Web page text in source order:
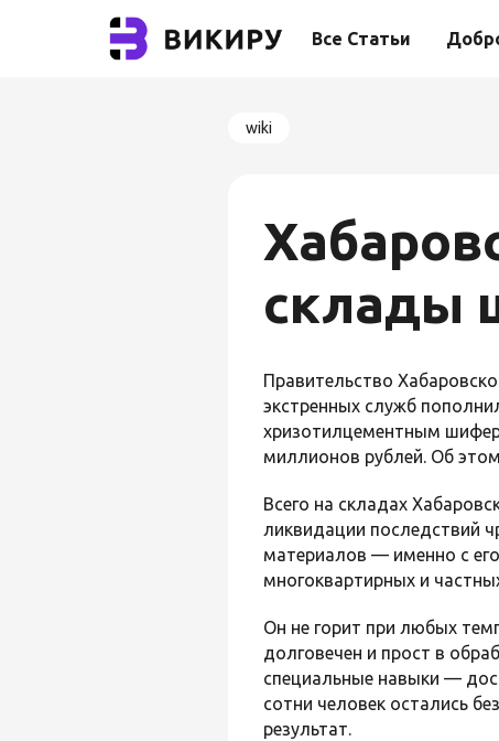
Все Статьи
wiki
склады
Правительство
экстренных служб
хризотилцементным
миллионов рублей. Об
Всего на складах
ликвидации последствий
материалов — именно с
многоквартирных и
Он не горит при любых
долговечен и прост в
специальные навыки —
сотни человек остались
результат.